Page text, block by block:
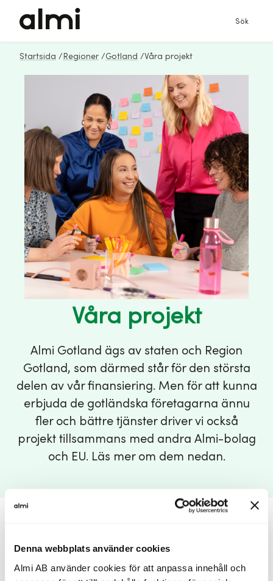
Denna webbplats använder cookies
Almi AB använder cookies för att anpassa innehåll och
Sök
Startsida / Regioner /Gotland /Våra projekt
Våra projekt
Almi Gotland ägs av staten och Region
Gotland, som därmed står för den största
delen av vår finansiering. Men för att kunna
erbjuda de gotländska företagarna ännu
fler och bättre tjänster driver vi också
projekt tillsammans med andra Almi-bolag
och EU. Läs mer om dem nedan.
Läs mer om projekten